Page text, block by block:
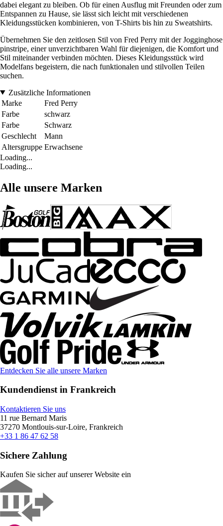
dabei elegant zu bleiben. Ob für einen Ausflug mit Freunden oder zum
Entspannen zu Hause, sie lässt sich leicht mit verschiedenen
Kleidungsstücken kombinieren, von T-Shirts bis hin zu Sweatshirts.
Übernehmen Sie den zeitlosen Stil von Fred Perry mit der Jogginghose
pinstripe, einer unverzichtbaren Wahl für diejenigen, die Komfort und
Stil miteinander verbinden möchten. Dieses Kleidungsstück wird
Modelfans begeistern, die nach funktionalen und stilvollen Teilen
suchen.
Zusätzliche Informationen
Marke
Fred Perry
Farbe
schwarz
Farbe
Schwarz
Geschlecht
Mann
Altersgruppe Erwachsene
Loading...
Loading...
Alle unsere Marken
Entdecken Sie alle unsere Marken
Kundendienst in Frankreich
Kontaktieren Sie uns
11 rue Bernard Maris
37270 Montlouis-sur-Loire, Frankreich
+33 1 86 47 62 58
Sichere Zahlung
Kaufen Sie sicher auf unserer Website ein